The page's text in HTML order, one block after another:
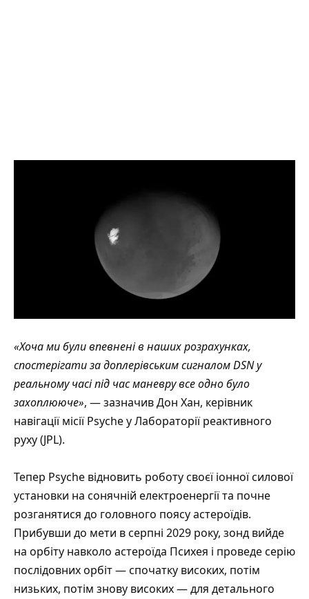
«Хоча ми були впевнені в наших розрахунках,
спостерігати за доплерівським сигналом DSN у
реальному часі під час маневру все одно було
захоплююче», — зазначив Дон Хан, керівник
навігації місії Psyche уЛабораторії реактивного
руху(JPL).
Тепер Psyche відновить роботу своєї іонної силової
установки на сонячній електроенергії та почне
розганятися до головного поясу астероїдів.
Прибувши до мети в серпні 2029 року, зонд вийде
на орбіту навколо астероїда Психея і проведе серію
послідовних орбіт — спочатку високих, потім
низьких, потім знову високих — для детального